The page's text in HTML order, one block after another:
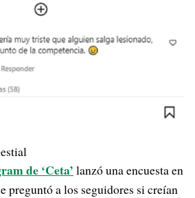
de ‘Ceta’ lanzó una encuesta en
preguntó a los seguidores si creían